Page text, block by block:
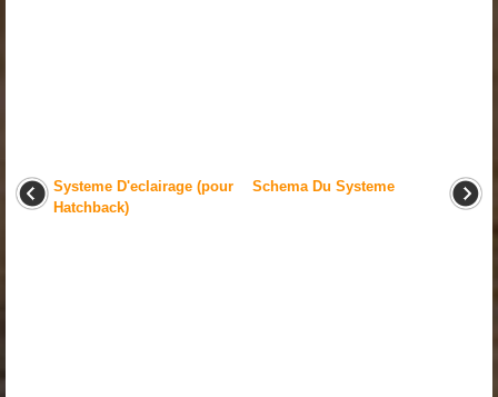
Systeme D'eclairage (pour
Hatchback)
Schema Du Systeme